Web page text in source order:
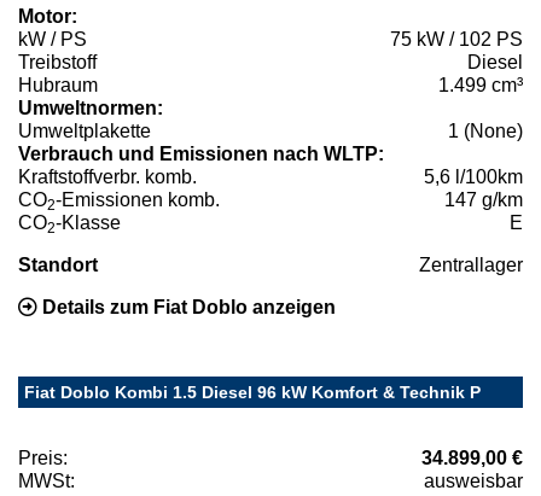
Motor:
kW / PS
75 kW / 102 PS
Treibstoff
Diesel
Hubraum
1.499 cm³
Umweltnormen:
Umweltplakette
1 (None)
Verbrauch und Emissionen nach WLTP:
Kraftstoffverbr. komb.
5,6 l/100km
CO2-Emissionen komb.
147 g/km
CO2-Klasse E
Standort Zentrallager
Details zum Fiat Doblo anzeigen
Fiat Doblo Kombi 1.5 Diesel 96 kW Komfort & Technik P
Preis:
34.899,00 €
MWSt:
ausweisbar